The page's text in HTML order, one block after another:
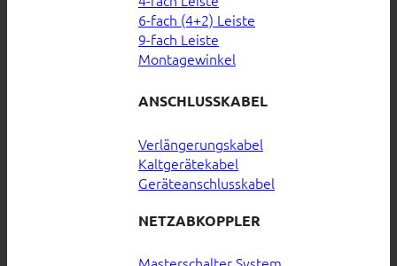
6-fach (4+2) Leiste
9-fach Leiste
Montagewinkel
ANSCHLUSSKABEL
Verlängerungskabel
Kaltgerätekabel
Geräteanschlusskabel
NETZABKOPPLER